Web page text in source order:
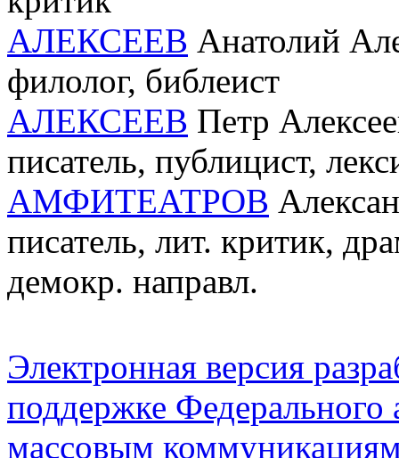
АЛЕКСЕЕВ Анатолий
филолог, библеист
АЛЕКСЕЕВ Петр
писатель, публицист,
АМФИТЕАТРОВ
писатель, лит. критик,
демокр. направл.
Электронная версия
поддержке Федерального
массовым